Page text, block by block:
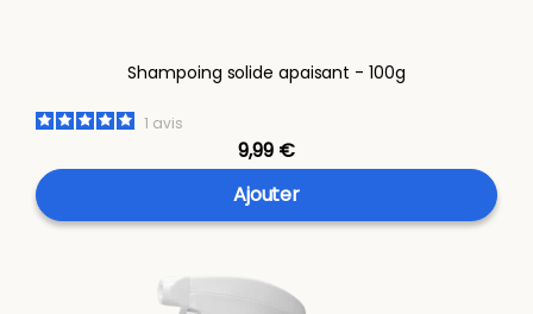
Shampoing solide apaisant - 100g
1 avis
9,99 €
Ajouter